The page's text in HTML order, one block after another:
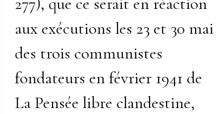
aux exécutions les 23 et 30 mai
des trois communistes
fondateurs en février 1941 de
La Pensée libre clandestine,